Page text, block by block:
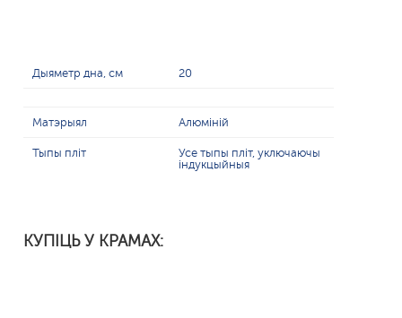
Дыяметр дна, см 20
Матэрыял Алюміній
Тыпы пліт
Усе тыпы пліт, уключаючы
індукцыйныя
КУПІЦЬ У КРАМАХ: